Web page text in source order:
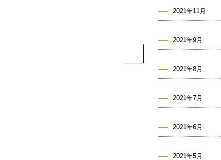
2021年11月
2021年9月
2021年8月
2021年7月
2021年6月
2021年5月